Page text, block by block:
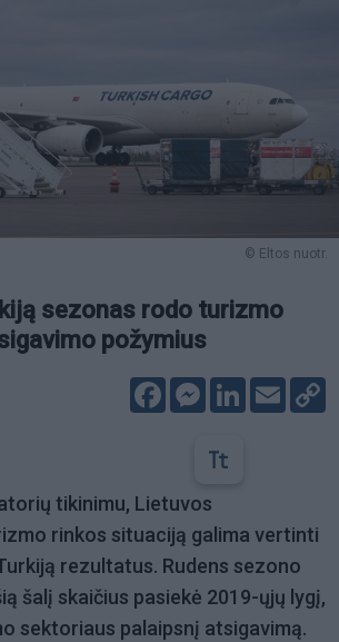
© Eltos nuotr.
sezonas rodo turizmo
požymius
FacebookMessenger
LinkedIn
Email
tikinimu, Lietuvos
rinkos situaciją galima vertinti
rezultatus. Rudens sezono
šalį skaičius pasiekė 2019-ųjų lygį,
sektoriaus palaipsnį atsigavimą.